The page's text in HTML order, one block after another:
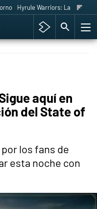
Hyrule Warriors: La Era del
aquí en
del State of
los fans de
esta noche con